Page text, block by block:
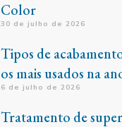
Color
30 de julho de 2026
Tipos de
os mais usados na
6 de julho de 2026
Tratamento de